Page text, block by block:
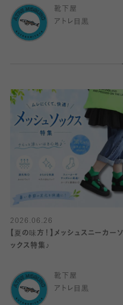
靴下屋
アトレ目黒
2026.06.26
【夏の味方！】メッシュスニーカーソ
ックス特集♪
靴下屋
アトレ目黒